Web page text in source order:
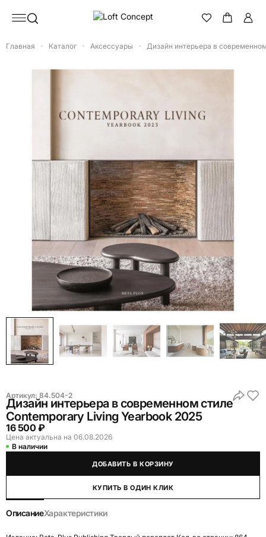
Главная Каталог Аксессуары Дизайн интерьера в
Артикул: 84.504-2
Дизайн интерьера в современном стиле
Contemporary Living Yearbook 2025
16 500 ₽
Цена актуальна на 06.08.2026
В наличии
ДОБАВИТЬ В КОРЗИНУ
КУПИТЬ В ОДИН КЛИК
ОписаниеХарактеристики